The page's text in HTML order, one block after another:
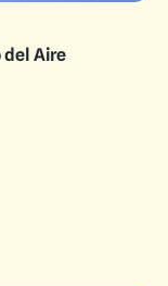
del Aire